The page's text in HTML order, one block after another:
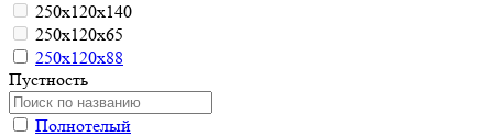
250х120х140
250х120х65
250х120х88
Пустность
Полнотелый